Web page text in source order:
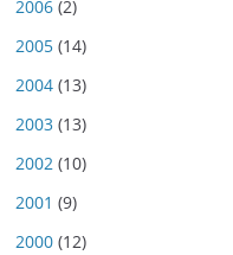
2006 (2)
2005 (14)
2004 (13)
2003 (13)
2002 (10)
2001 (9)
2000 (12)